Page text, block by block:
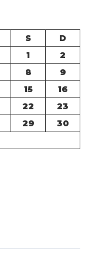
S
D
1
2
8
9
15
16
22
23
29
30